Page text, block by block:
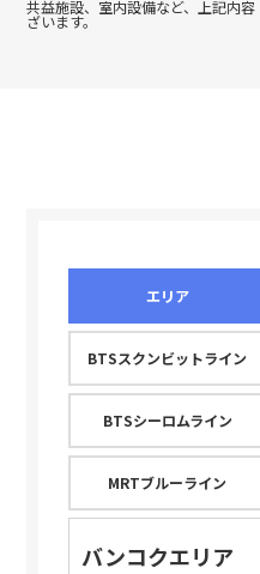
共益施設、室内設備など、上記内
ざいます。
エリア
BTSスクンビットライン
BTSシーロムライン
MRTブルーライン
バンコクエリア